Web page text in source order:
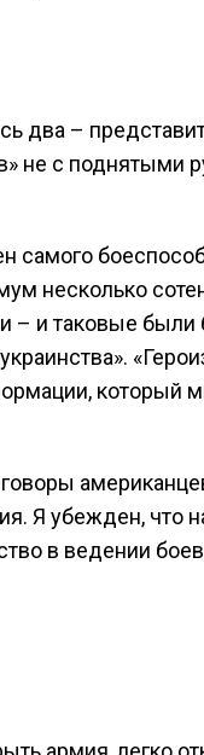
два –
не с поднятыми
самого
несколько
– и таковые
который
Я убежден, что
в ведении